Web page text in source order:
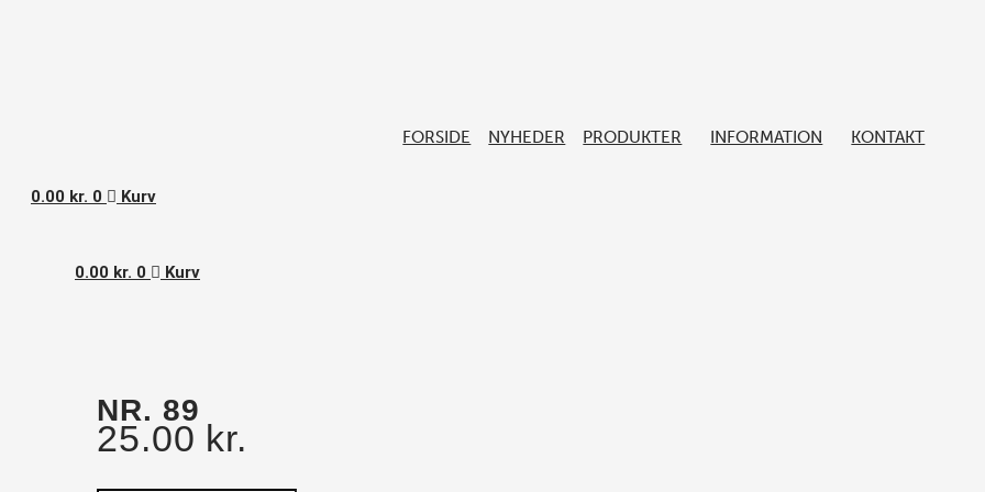
FORSIDE NYHEDER PRODUKTER INFORMATION KONTAKT
0.00 kr. 0 Kurv
0.00 kr. 0 Kurv
NR. 89
25.00 kr.